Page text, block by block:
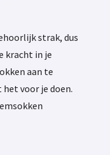
strak, dus
kracht in je
aan te
voor je doen.